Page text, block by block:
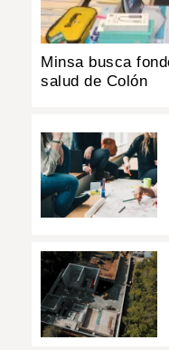
Minsa busca
salud de Colón